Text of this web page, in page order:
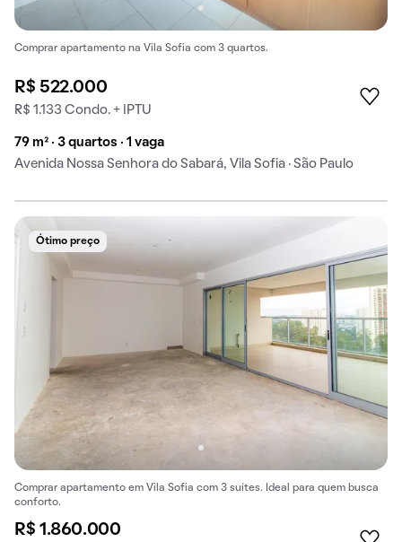
Comprar apartamento na Vila Sofia com 3 quartos.
R$ 522.000
R$ 1.133 Condo. + IPTU
79 m² · 3 quartos · 1 vaga
Avenida Nossa Senhora do Sabará, Vila Sofia · São Paulo
Ótimo preço
Comprar apartamento em Vila Sofia com 3 suítes. Ideal para quem busca
conforto.
R$ 1.860.000